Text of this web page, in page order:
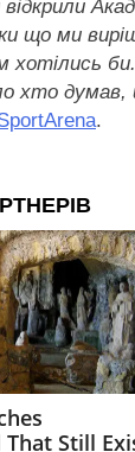
відкрили
що ми
хотілись
хто думав,
.